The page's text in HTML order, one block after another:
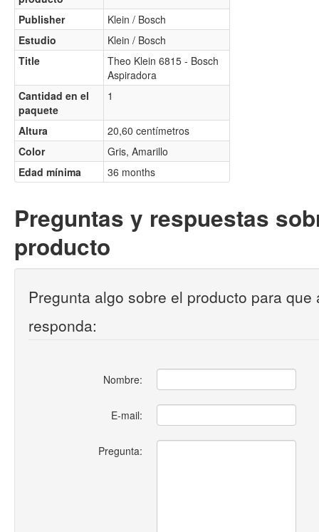
Publisher
Klein / Bosch
Estudio
Klein / Bosch
Title
Theo Klein 6815 - Bosch
Aspiradora
Cantidad en el
paquete
1
Altura
20,60 centímetros
Color
Gris, Amarillo
Edad mínima
36 months
Preguntas y respuestas
producto
Pregunta algo sobre el producto para que
responda:
Nombre:
E-mail:
Pregunta: